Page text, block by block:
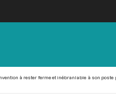
à rester ferme et inébranlable à son